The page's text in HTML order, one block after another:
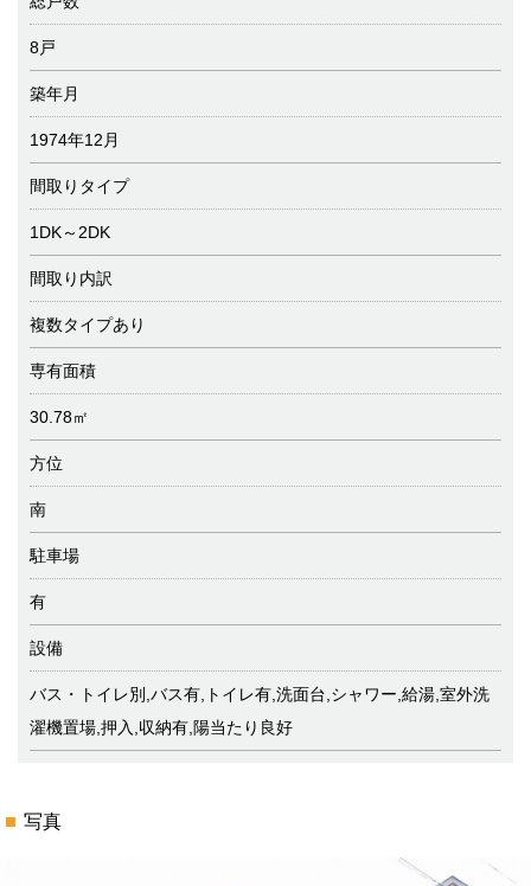
8戸
築年月
1974年12月
間取りタイプ
1DK～2DK
間取り内訳
複数タイプあり
専有面積
30.78㎡
方位
南
駐車場
有
設備
バス・トイレ別,バス有,トイレ有,洗面台,シャワー,給湯,室外洗
濯機置場,押入,収納有,陽当たり良好
写真